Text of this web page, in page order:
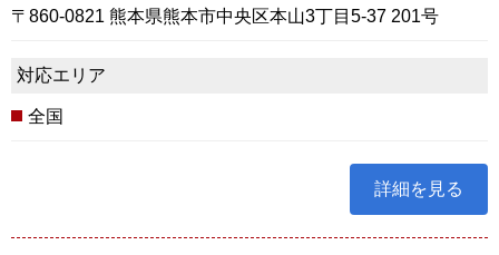
〒860-0821 熊本県熊本市中央区本山3丁目5-37 201号
対応エリア
全国
詳細を見る